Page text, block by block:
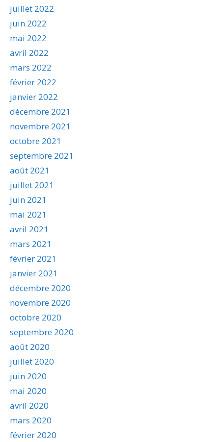
juillet 2022
juin 2022
mai 2022
avril 2022
mars 2022
février 2022
janvier 2022
décembre 2021
novembre 2021
octobre 2021
septembre 2021
août 2021
juillet 2021
juin 2021
mai 2021
avril 2021
mars 2021
février 2021
janvier 2021
décembre 2020
novembre 2020
octobre 2020
septembre 2020
août 2020
juillet 2020
juin 2020
mai 2020
avril 2020
mars 2020
février 2020